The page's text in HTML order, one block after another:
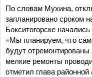
По словам Мухина,
запланировано сроком
Бокситогорске
«Мы планируем, что
будут
мелкие ремонты
отметил глава